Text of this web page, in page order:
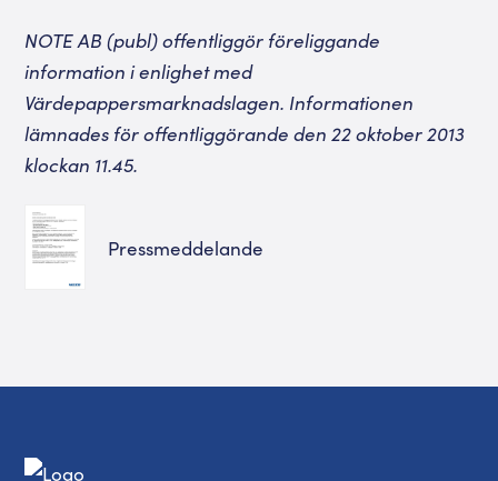
NOTE AB (publ) offentliggör föreliggande
information i enlighet med
Värdepappersmarknadslagen. Informationen
lämnades för offentliggörande den 22 oktober 2013
klockan 11.45.
Pressmeddelande